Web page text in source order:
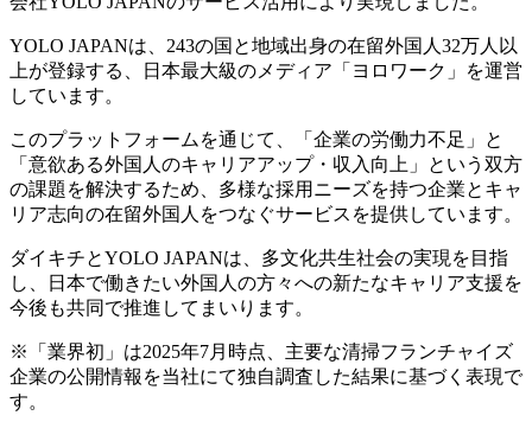
YOLO JAPANは、243の国と地域出身の在留外国人32万人以
上が登録する、日本最大級のメディア「ヨロワーク」を運営
しています。
このプラットフォームを通じて、「企業の労働力不足」と
「意欲ある外国人のキャリアアップ・収入向上」という双方
の課題を解決するため、多様な採用ニーズを持つ企業とキャ
リア志向の在留外国人をつなぐサービスを提供しています。
ダイキチとYOLO JAPANは、多文化共生社会の実現を目指
し、日本で働きたい外国人の方々への新たなキャリア支援を
今後も共同で推進してまいります。
※「業界初」は2025年7月時点、主要な清掃フランチャイズ
企業の公開情報を当社にて独自調査した結果に基づく表現で
す。